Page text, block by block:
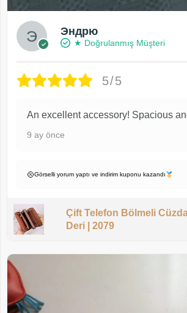
Эндрю
★ Doğrulanmış Müşteri
5/5
An excellent accessory! Spacious
9 ay önce
Görselli yorum yaptı ve indirim kuponu kazandı
Çift Telefon Bölmeli
Deri | 2079